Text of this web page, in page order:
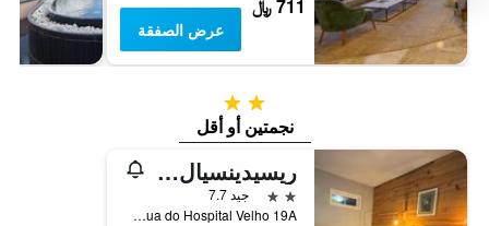
711 ﷼
عرض الصفقة
2 نجمتين
نجمتين أو أقل
ريسيدينسيال فونشال
2 نجمتين
جيد 7.7
Rua do Hospital Velho 19A, فونشال, جزر ماديرا, البرتغال